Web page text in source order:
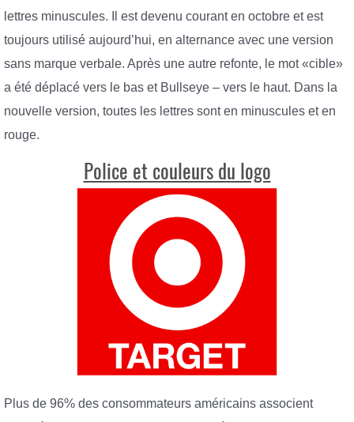
lettres minuscules. Il est devenu courant en octobre et est
toujours utilisé aujourd’hui, en alternance avec une version
sans marque verbale. Après une autre refonte, le mot «cible»
a été déplacé vers le bas et Bullseye – vers le haut. Dans la
nouvelle version, toutes les lettres sont en minuscules et en
rouge.
Police et couleurs du logo
Plus de 96% des consommateurs américains associent